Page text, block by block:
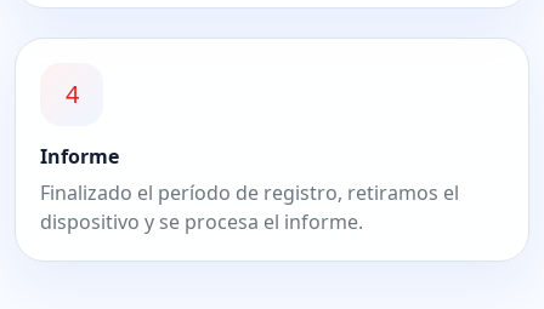
4
Informe
Finalizado el período de registro, retiramos el
dispositivo y se procesa el informe.